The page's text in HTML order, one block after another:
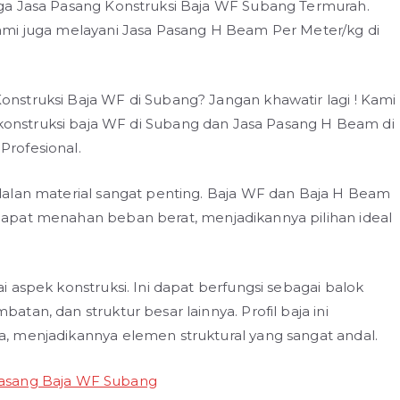
Jasa Pasang Konstruksi Baja WF Subang Termurah.
juga melayani Jasa Pasang H Beam Per Meter/kg di
Baja WF di Subang? Jangan khawatir lagi ! Kami
baja WF di Subang dan Jasa Pasang H Beam di
material sangat penting. Baja WF dan Baja H Beam
menahan beban berat, menjadikannya pilihan ideal
aspek konstruksi. Ini dapat berfungsi sebagai balok
dan struktur besar lainnya. Profil baja ini
menjadikannya elemen struktural yang sangat andal.